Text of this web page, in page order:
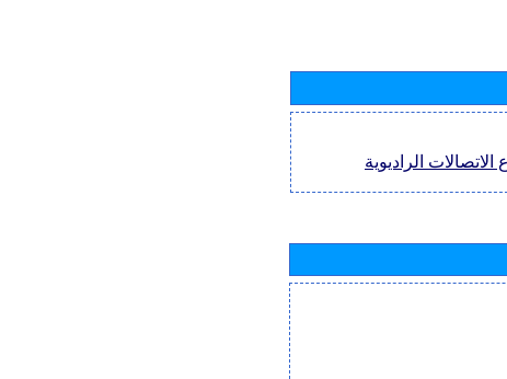
الاتصالات الراديوية